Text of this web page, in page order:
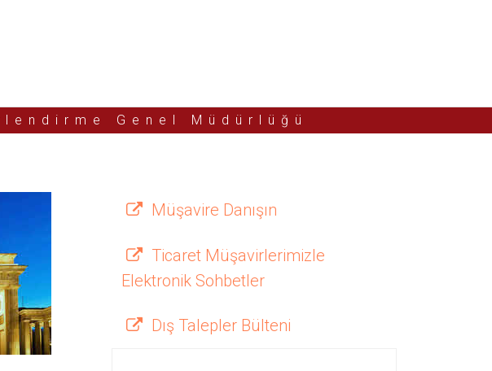
Genel Müdürlüğü
Müşavire Danışın
Ticaret Müşavirlerimizle
Elektronik Sohbetler
Dış Talepler Bülteni